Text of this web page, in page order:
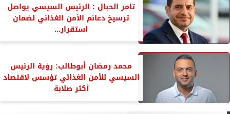
تامر الحبال : الرئيس السيسي يواصل
ترسيخ دعائم الأمن الغذائي لضمان
استقرار...
محمد رمضان أبوطالب: رؤية الرئيس
السيسي للأمن الغذائي تؤسس لاقتصاد
أكثر صلابة